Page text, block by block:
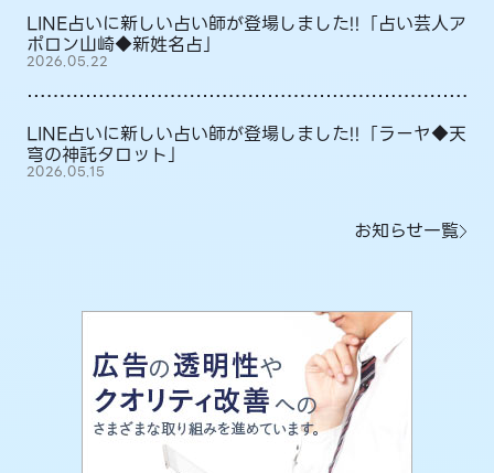
LINE占いに新しい占い師が登場しました!!「占い芸人ア
ポロン山崎◆新姓名占」
2026.05.22
LINE占いに新しい占い師が登場しました!!「ラーヤ◆天
穹の神託タロット」
2026.05.15
お知らせ一覧